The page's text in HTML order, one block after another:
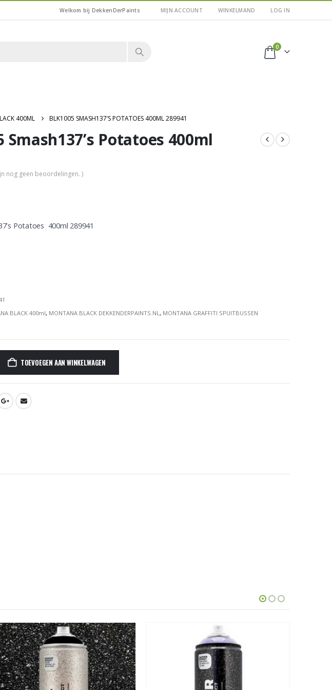
Welkom bij DekkenDerPaints MIJN ACCOUNT WINKELMAND LOG IN
0
400ML BLK1005 SMASH137’S POTATOES 400ML 289941
Smash137’s Potatoes 400ml
nog geen beoordelingen. )
Potatoes 400ml 289941
BLACK 400ml, MONTANA BLACK DEKKENDERPAINTS.NL, MONTANA GRAFFITI SPUITBUSSEN
TOEVOEGEN AAN WINKELWAGEN